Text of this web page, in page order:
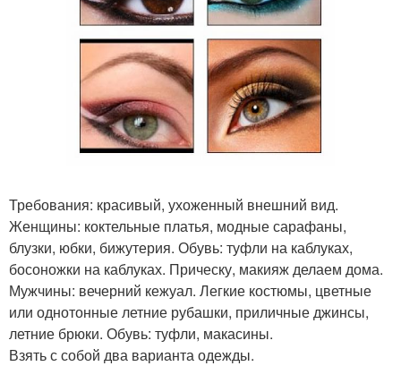
Требования: красивый, ухоженный внешний вид.
Женщины: коктельные платья, модные сарафаны,
блузки, юбки, бижутерия. Обувь: туфли на каблуках,
босоножки на каблуках. Прическу, макияж делаем дома.
Мужчины: вечерний кежуал. Легкие костюмы, цветные
или однотонные летние рубашки, приличные джинсы,
летние брюки. Обувь: туфли, макасины.
Взять с собой два варианта одежды.